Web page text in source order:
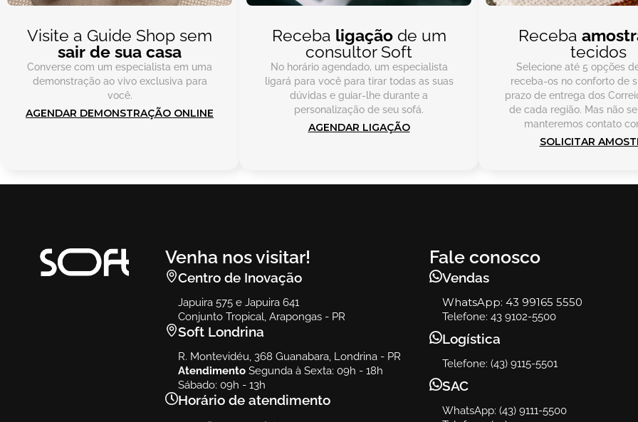
Visite a Guide Shop sem
sair de sua casa
Converse com um especialista em uma
demonstração ao vivo exclusiva para
você.
AGENDAR DEMONSTRAÇÃO ONLINE
Receba ligaçãode um
consultor Soft
No horário agendado, um especialista
ligará para você para tirar todas as suas
dúvidas e guiar-lhe durante a
personalização de seu sofá.
AGENDAR LIGAÇÃO
Receba
tecidos
Selecione até 5 opções
receba-os no conforto de
prazo de entrega dos
de cada região. Mas não
manteremos contato
SOLICITAR
Venha nos visitar!
Centro de Inovação
Japuira 575 e Japuira 641
Conjunto Tropical, Arapongas - PR
Soft Londrina
R. Montevidéu, 368 Guanabara, Londrina - PR
AtendimentoSegunda à Sexta: 09h - 18h
Sábado: 09h - 13h
Horário de atendimento
Fale conosco
Vendas
WhatsApp: 43 99165 5550
Telefone: 43 9102-5500
Logística
Telefone: (43) 9115-5501
SAC
WhatsApp: (43) 9111-5500